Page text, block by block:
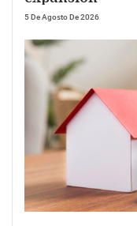
5 De Agosto De 2026